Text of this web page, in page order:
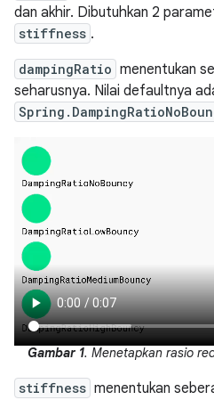
dan akhir. Dibutuhkan 2
stiffness .
dampingRatio menentukan
seharusnya. Nilai defaultnya
Gambar 1. Menetapkan rasio
stiffness menentukan